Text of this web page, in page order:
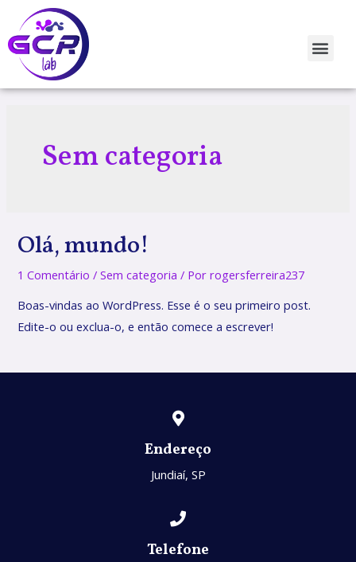
Sem categoria
Olá, mundo!
1 Comentário /Sem categoria / Porrogersferreira237
Boas-vindas ao WordPress. Esse é o seu primeiro post.
Edite-o ou exclua-o, e então comece a escrever!
Endereço
Jundiaí, SP
Telefone